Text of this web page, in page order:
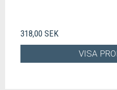
318,00 SEK
VISA